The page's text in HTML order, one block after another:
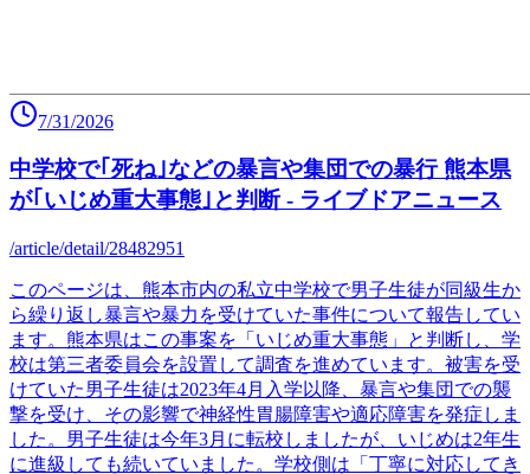
7/31/2026
中学校で｢死ね｣などの暴言や集団での暴行 熊本県
が｢いじめ重大事態｣と判断 - ライブドアニュース
/article/detail/28482951
このページは、熊本市内の私立中学校で男子生徒が同級生か
ら繰り返し暴言や暴力を受けていた事件について報告してい
ます。熊本県はこの事案を「いじめ重大事態」と判断し、学
校は第三者委員会を設置して調査を進めています。被害を受
けていた男子生徒は2023年4月入学以降、暴言や集団での襲
撃を受け、その影響で神経性胃腸障害や適応障害を発症しま
した。男子生徒は今年3月に転校しましたが、いじめは2年生
に進級しても続いていました。学校側は「丁寧に対応してき